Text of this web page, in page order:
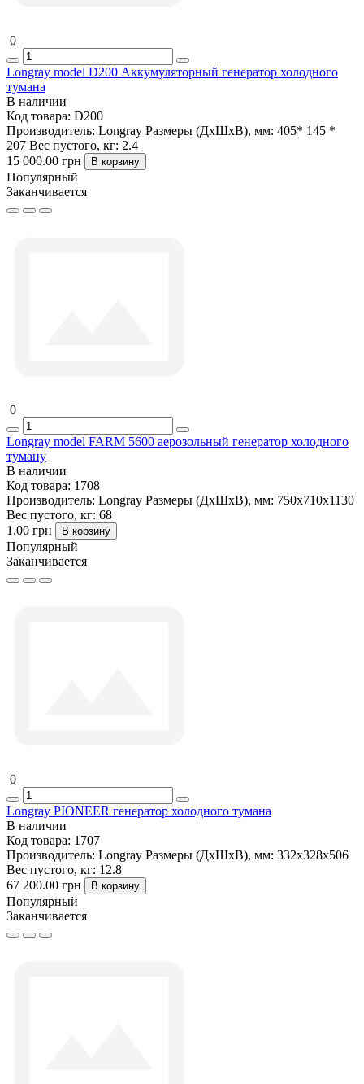
0
Longray model D200 Аккумуляторный генератор холодного
тумана
В наличии
Код товара: D200
Производитель: Longray Размеры (ДxШxВ), мм: 405* 145 *
207 Вес пустого, кг: 2.4
15 000.00 грн
В корзину
Популярный
Заканчивается
0
Longray model FARM 5600 аерозольный генератор холодного
туману
В наличии
Код товара: 1708
Производитель: Longray Размеры (ДxШxВ), мм: 750х710х1130
Вес пустого, кг: 68
1.00 грн
В корзину
Популярный
Заканчивается
0
Longray PIONEER генератор холодного тумана
В наличии
Код товара: 1707
Производитель: Longray Размеры (ДxШxВ), мм: 332х328х506
Вес пустого, кг: 12.8
67 200.00 грн
В корзину
Популярный
Заканчивается